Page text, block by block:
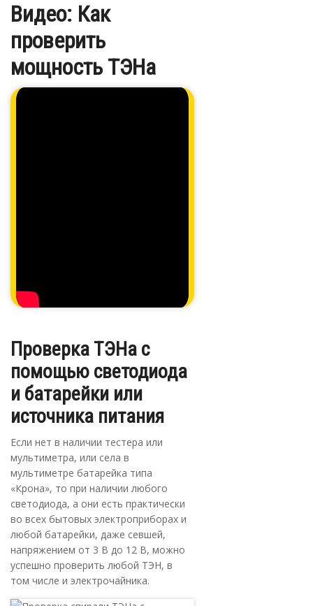
Видео: Как
проверить
мощность ТЭНа
Проверка ТЭНа с
помощью светодиода
и батарейки или
источника питания
Если нет в наличии тестера или
мультиметра, или села в
мультиметре батарейка типа
«Крона», то при наличии любого
светодиода, а они есть практически
во всех бытовых электроприборах и
любой батарейки, даже севшей,
напряжением от 3 В до 12 В, можно
успешно проверить любой ТЭН, в
том числе и электрочайника.